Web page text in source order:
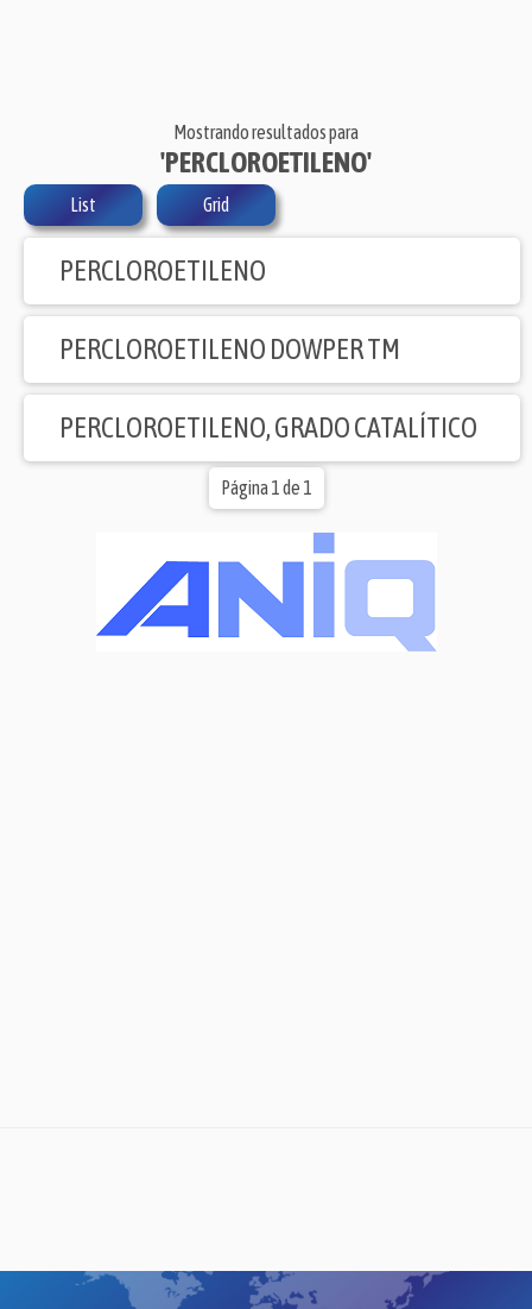
Mostrando resultados para
'PERCLOROETILENO'
List Grid
PERCLOROETILENO
PERCLOROETILENO DOWPER TM
PERCLOROETILENO, GRADO CATALÍTICO
Página 1 de 1